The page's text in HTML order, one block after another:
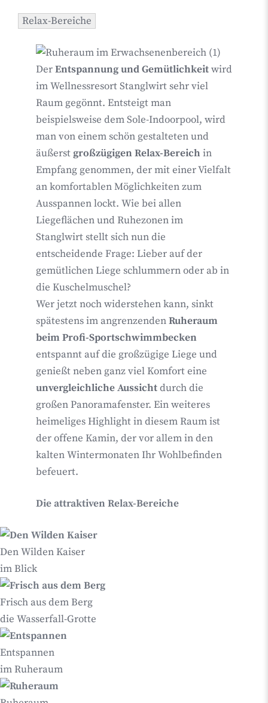
Relax-Bereiche
DerEntspannung und Gemütlichkeitwird
im Wellnessresort Stanglwirt sehr viel
Raum gegönnt. Entsteigt man
beispielsweise dem Sole-Indoorpool, wird
man von einem schön gestalteten und
äußerst großzügigen Relax-Bereich in
Empfang genommen, der mit einer Vielfalt
an komfortablen Möglichkeiten zum
Ausspannen lockt. Wie bei allen
Liegeflächen und Ruhezonen im
Stanglwirt stellt sich nun die
entscheidende Frage: Lieber auf der
gemütlichen Liege schlummern oder ab in
die Kuschelmuschel?
Wer jetzt noch widerstehen kann, sinkt
spätestens im angrenzendenRuheraum
beim Profi-Sportschwimmbecken
entspannt auf die großzügige Liege und
genießt neben ganz viel Komfort eine
unvergleichliche Aussichtdurch die
großen Panoramafenster. Ein weiteres
heimeliges Highlight in diesem Raum ist
der offene Kamin, der vor allem in den
kalten Wintermonaten Ihr Wohlbefinden
befeuert.
Die attraktiven Relax-Bereiche
Den Wilden Kaiser
im Blick
Frisch aus dem Berg
die Wasserfall-Grotte
Entspannen
im Ruheraum